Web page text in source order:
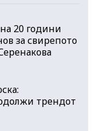
20 години
за свирепото
трендот